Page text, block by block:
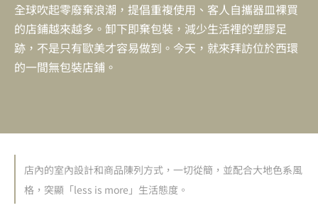
全球吹起零廢棄浪潮，提倡重複使用、客人自攜器皿裸買
的店鋪越來越多。卸下即棄包裝，減少生活裡的塑膠足
跡，不是只有歐美才容易做到。今天，就來拜訪位於西環
的一間無包裝店鋪。
店內的室內設計和商品陳列方式，一切從簡，並配合大地色系風
格，突顯「less is more」生活態度。